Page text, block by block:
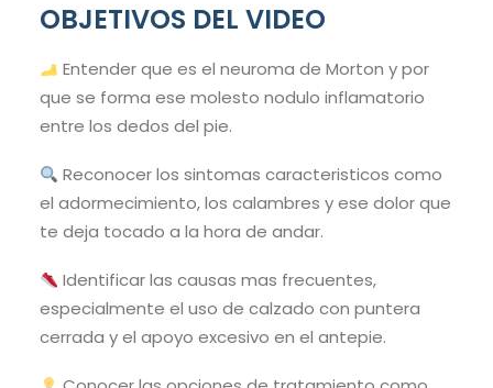
OBJETIVOS DEL VIDEO
Entender que es el neuroma de Morton y por
que se forma ese molesto nodulo inflamatorio
entre los dedos del pie.
Reconocer los sintomas caracteristicos como
el adormecimiento, los calambres y ese dolor que
te deja tocado a la hora de andar.
Identificar las causas mas frecuentes,
especialmente el uso de calzado con puntera
cerrada y el apoyo excesivo en el antepie.